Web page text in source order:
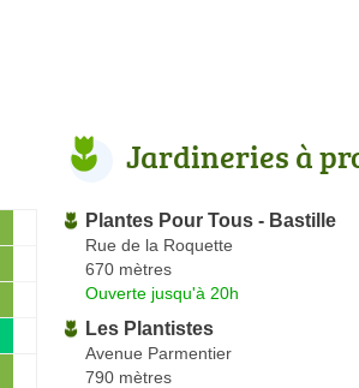
Jardineries à
Plantes Pour Tous - Bastille
Rue de la Roquette
670 mètres
Ouverte jusqu'à 20h
Les Plantistes
Avenue Parmentier
790 mètres